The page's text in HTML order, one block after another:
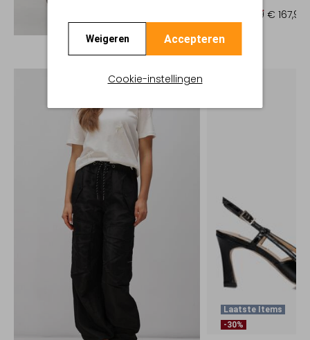
Weigeren Accepteren
Cookie-instellingen
Ontdek de look
€ 209,99 € 167,99
Laatste Items
-30%